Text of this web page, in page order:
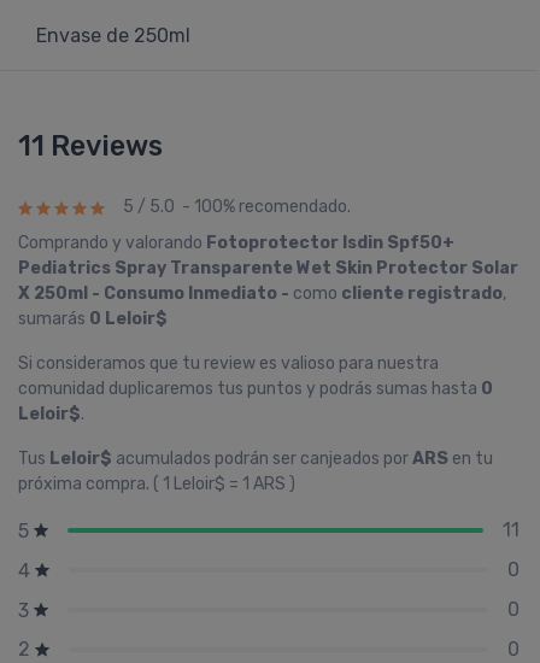
Envase de 250ml
11 Reviews
5 / 5.0 - 100% recomendado.
Comprando y valorando Fotoprotector Isdin Spf50+
Pediatrics Spray Transparente Wet Skin Protector Solar
X 250ml - Consumo Inmediato - como cliente registrado,
sumarás 0 Leloir$
Si consideramos que tu review es valioso para nuestra
comunidad duplicaremos tus puntos y podrás sumas hasta 0
Leloir$.
Tus Leloir$ acumulados podrán ser canjeados porARS en tu
próxima compra. ( 1 Leloir$ = 1 ARS )
5
11
4
0
3
0
2
0